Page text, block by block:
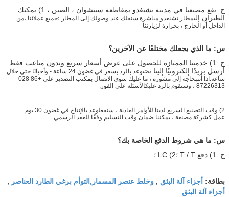
ج: يقع مصنعنا في مدينة تشنغدو بمقاطعة سيتشوان ، الصين ، 1) يمكنك
الطيران إلىمطار تشنغدو مباشرة.سنقلك عند وصولك إلى المطار ؛جميع عملائنا ،من
الداخل أو الخارج ، بحرارة لزيارتنا
س: ما الذي يجعلك مختلفًا عن الآخرين؟
ج: 1) خدمتنا الممتازة للحصول على عرض أسعار سريع وبدون متاعب فقط
أرسل بريدًا إلكترونيًا إلينا نحن
وعد بالرد بسعر في غضون 24 ساعة - وأحيانًا حتى خلال
ساعة.اذا أنت
بحاجة إلى مشورة ، ما عليك سوى الاتصال بمكتب التصدير على +86 028
87226313 ، وسنقوم بالرد عليك
الأسئلة على الفور.
2) وقت التصنيع السريع لدينا للأوامر العادية ، سنفعل
وعد بالإنتاج في غضون 30 يوم
عمل.كشركة مصنعة ، يمكننا ضمان وقت التسليم وفقًا للعقد الرسمي.
س: ما هي شروط الدفع الخاصة بك؟
ج: 1) دفع T / T ؛2) LC ؛
بطاقة: أجزاء آلة البثق , وخلط عنصر المسمار,التوأم برغي الطارد العناصر ,
أجزاء آلة البثق